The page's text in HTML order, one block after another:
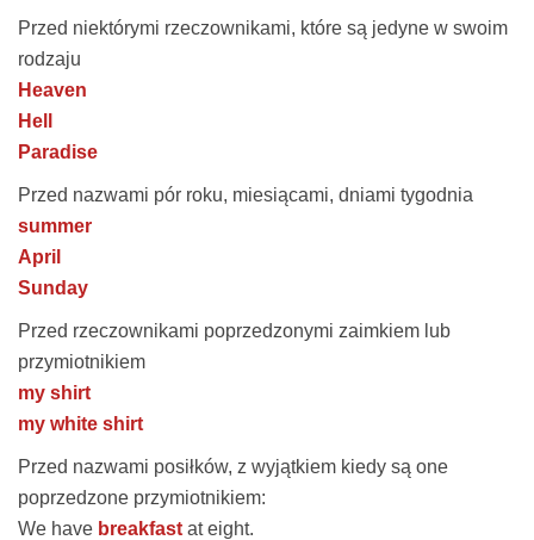
Przed niektórymi rzeczownikami, które są jedyne w swoim
rodzaju
Heaven
Hell
Paradise
Przed nazwami pór roku, miesiącami, dniami tygodnia
summer
April
Sunday
Przed rzeczownikami poprzedzonymi zaimkiem lub
przymiotnikiem
my shirt
my white shirt
Przed nazwami posiłków, z wyjątkiem kiedy są one
poprzedzone przymiotnikiem:
We have breakfast at eight.